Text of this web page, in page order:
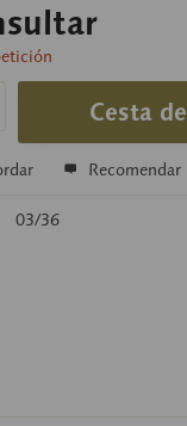
Cesta
Recomendar
03/36